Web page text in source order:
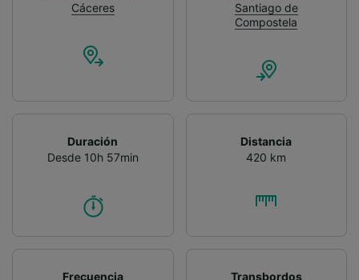
Cáceres
Santiago de
Compostela
Duración
Desde 10h 57min
Distancia
420 km
Frecuencia
Transbordos